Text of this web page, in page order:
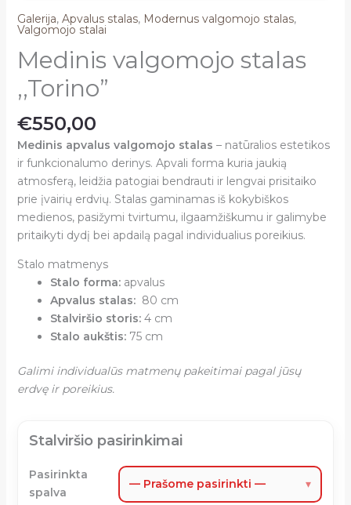
Galerija, Apvalus stalas, Modernus valgomojo stalas,
Valgomojo stalai
Medinis valgomojo stalas
,,Torino”
€550,00
Medinis apvalus valgomojo stalas – natūralios estetikos
ir funkcionalumo derinys. Apvali forma kuria jaukią
atmosferą, leidžia patogiai bendrauti ir lengvai prisitaiko
prie įvairių erdvių. Stalas gaminamas iš kokybiškos
medienos, pasižymi tvirtumu, ilgaamžiškumu ir galimybe
pritaikyti dydį bei apdailą pagal individualius poreikius.
Stalo matmenys
Stalo forma:apvalus
Apvalus stalas:80 cm
Stalviršio storis:4 cm
Stalo aukštis:75 cm
Galimi individualūs matmenų pakeitimai pagal jūsų
erdvę ir poreikius.
Stalviršio pasirinkimai
Pasirinkta
spalva
— Prašome pasirinkti — ▾